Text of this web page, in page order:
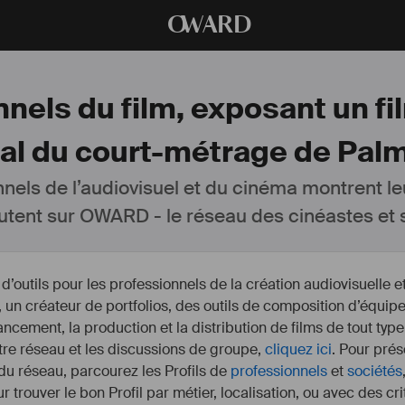
OWARD
du film, exposant un
du court-métrage de
de l’audiovisuel et du cinéma montrent
sur OWARD - le réseau des cinéastes et
pour les professionnels de la création audiovisuelle
créateur de portfolios, des outils de composition
la production et la distribution de films de tout
réseau et les discussions de groupe, cliquez ici. Pour
réseau, parcourez les Profils de professionnelsetsociétés
trouver le bon Profil par métier, localisation, ou avec des